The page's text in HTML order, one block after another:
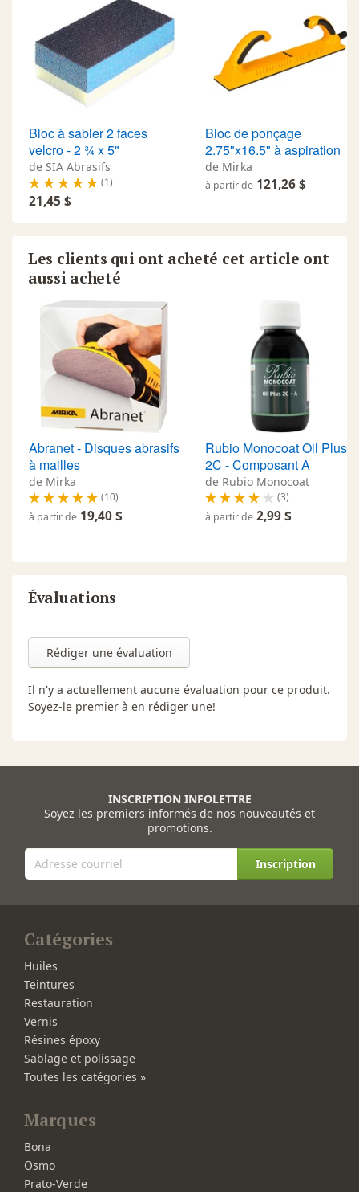
Bloc à sabler 2 faces
velcro - 2 ¾ x 5"
de SIA Abrasifs
(1)
21,45 $
Bloc de ponçage
2.75"x16.5" à aspiration
de Mirka
à partir de 121,26 $
Les clients qui ont acheté cet article ont
aussi acheté
Abranet - Disques abrasifs
à mailles
de Mirka
(10)
à partir de 19,40 $
Rubio Monocoat Oil Plus
2C - Composant A
de Rubio Monocoat
(3)
à partir de 2,99 $
Évaluations
Rédiger une évaluation
Il n'y a actuellement aucune évaluation pour ce produit.
Soyez-le premier à en rédiger une!
INSCRIPTION INFOLETTRE
Soyez les premiers informés de nos nouveautés et
promotions.
Inscription
Catégories
Huiles
Teintures
Restauration
Vernis
Résines époxy
Sablage et polissage
Toutes les catégories »
Marques
Bona
Osmo
Prato-Verde